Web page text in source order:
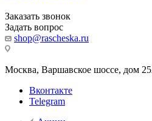
Заказать звонок
Задать вопрос
shop@rascheska.ru
Москва, Варшавское шоссе, дом
Вконтакте
Telegram